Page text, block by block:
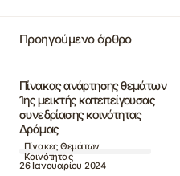
Προηγούμενο άρθρο
Πίνακας ανάρτησης θεμάτων
1ης μεικτής κατεπείγουσας
συνεδρίασης κοινότητας
Δράμας
Πίνακες Θεμάτων
Κοινότητας
26 Ιανουαρίου 2024